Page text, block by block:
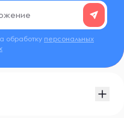
обработку персональных